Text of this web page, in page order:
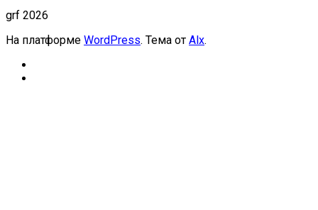
grf 2026
На платформе WordPress. Тема от Alx.